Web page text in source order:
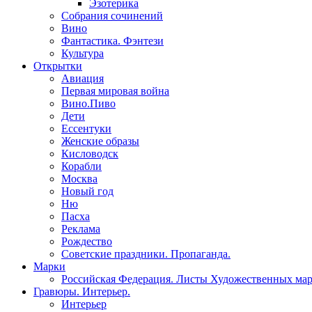
Эзотерика
Собрания сочинений
Вино
Фантастика. Фэнтези
Культура
Открытки
Авиация
Первая мировая война
Вино.Пиво
Дети
Ессентуки
Женские образы
Кисловодск
Корабли
Москва
Новый год
Ню
Пасха
Реклама
Рождество
Советские праздники. Пропаганда.
Марки
Российская Федерация. Листы Художественных
Гравюры. Интерьер.
Интерьер